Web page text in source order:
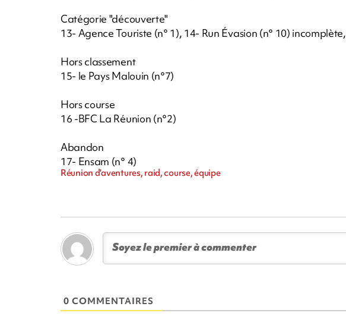
Catégorie "découverte"
13- Agence Touriste (n° 1), 14- Run Évasion (n° 10) incomplète,
Hors classement
15- le Pays Malouin (n°7)
Hors course
16 -BFC La Réunion (n°2)
Abandon
17- Ensam (n° 4)
Réunion d'aventures, raid, course, équipe
0 COMMENTAIRES